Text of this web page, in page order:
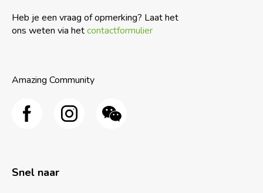
Heb je een vraag of opmerking? Laat het
ons weten via hetcontactformulier
Amazing Community
Snel naar